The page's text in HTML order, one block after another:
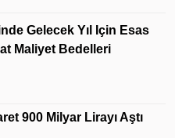
Gelecek Yıl Için Esas
Maliyet Bedelleri
900 Milyar Lirayı Aştı